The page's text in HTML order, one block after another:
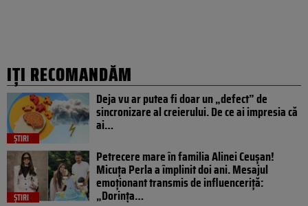
IȚI RECOMANDĂM
ȘTIRI
Deja vu ar putea fi doar un „defect” de
sincronizare al creierului. De ce ai impresia că
ai…
ȘTIRI
Petrecere mare în familia Alinei Ceușan!
Micuța Perla a împlinit doi ani. Mesajul
emoționant transmis de influenceriță:
„Dorința…